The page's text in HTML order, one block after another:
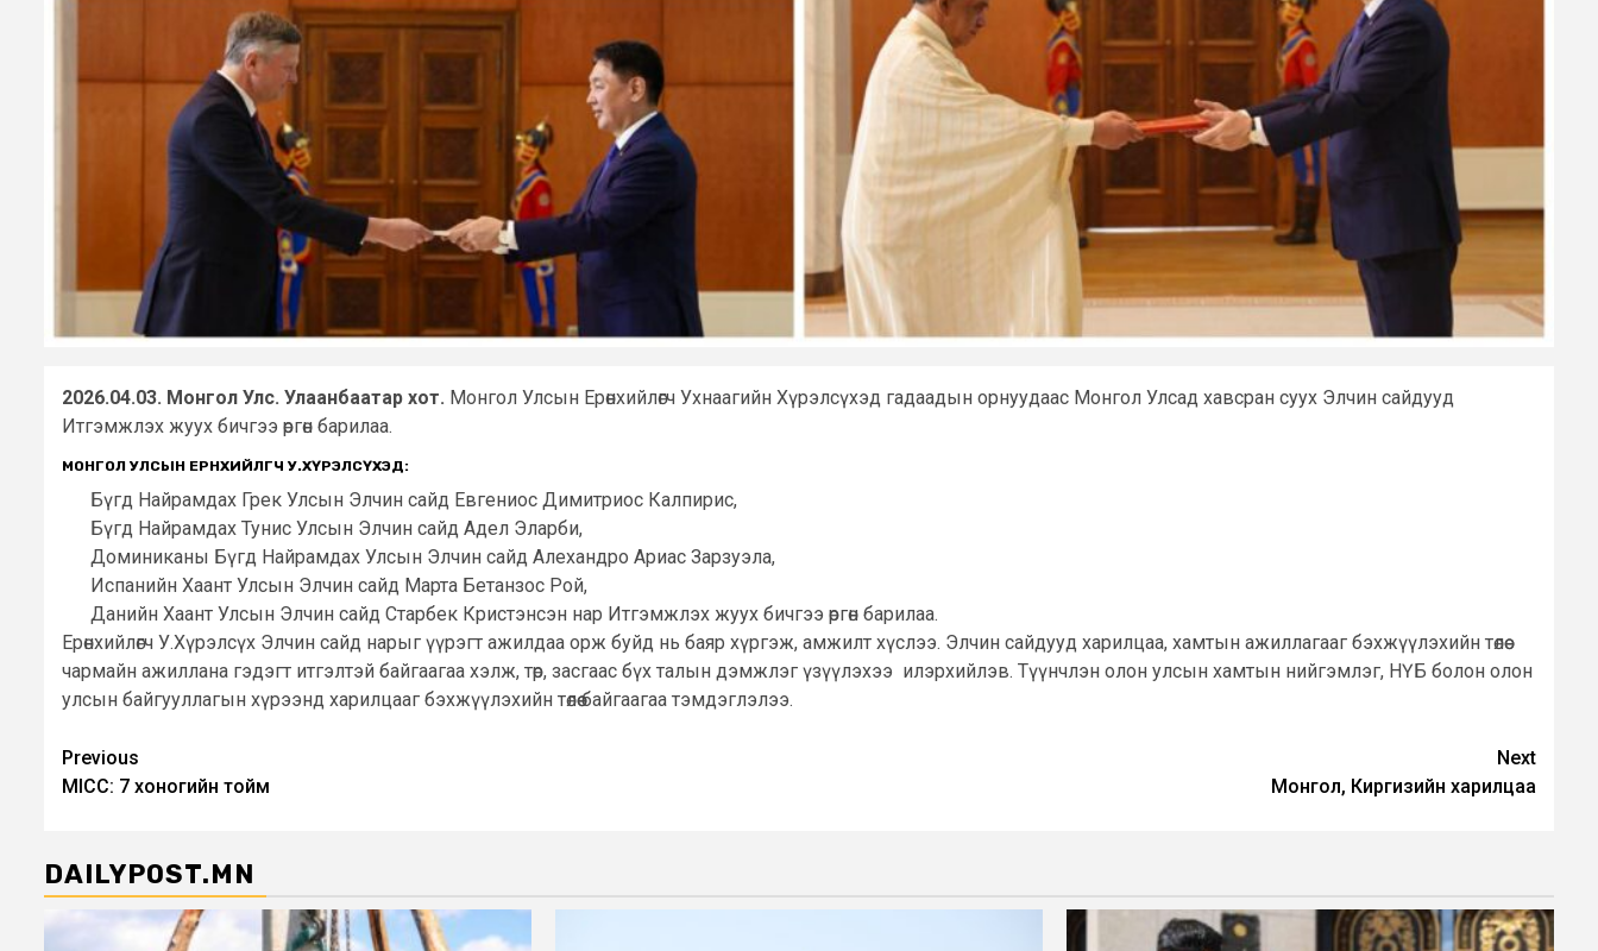
2026.04.03. Монгол Улс. Улаанбаатар хот. Монгол Улсын Ерөнхийлөгч Ухнаагийн Хүрэлсүхэд гадаадын орнуудаас Монгол Улсад хавсран суух Элчин сайдууд
Итгэмжлэх жуух бичгээ өргөн барилаа.
МОНГОЛ УЛСЫН ЕРӨНХИЙЛӨГЧ У.ХҮРЭЛСҮХЭД:
Бүгд Найрамдах Грек Улсын Элчин сайд Евгениос Димитриос Калпирис,
Бүгд Найрамдах Тунис Улсын Элчин сайд Адел Эларби,
Доминиканы Бүгд Найрамдах Улсын Элчин сайд Алехандро Ариас Зарзуэла,
Испанийн Хаант Улсын Элчин сайд Марта Бетанзос Рой,
Данийн Хаант Улсын Элчин сайд Старбек Кристэнсэн нар Итгэмжлэх жуух бичгээ өргөн барилаа.
Ерөнхийлөгч У.Хүрэлсүх Элчин сайд нарыг үүрэгт ажилдаа орж буйд нь баяр хүргэж, амжилт хүслээ. Элчин сайдууд харилцаа, хамтын ажиллагааг бэхжүүлэхийн төлөө
чармайн ажиллана гэдэгт итгэлтэй байгаагаа хэлж, төр, засгаас бүх талын дэмжлэг үзүүлэхээ илэрхийлэв. Түүнчлэн олон улсын хамтын нийгэмлэг, НҮБ болон олон
улсын байгууллагын хүрээнд харилцааг бэхжүүлэхийн төлөө байгаагаа тэмдэглэлээ.
Post
navigation
Previous
MICC: 7 хоногийн тойм
Next
Монгол, Киргизийн харилцаа
DAILYPOST.MN